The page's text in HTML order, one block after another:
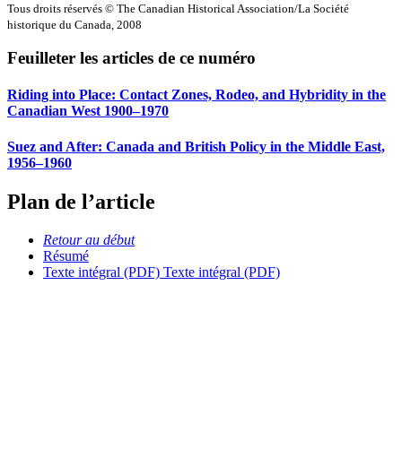
Tous droits réservés © The Canadian Historical Association/La Société
historique du Canada, 2008
Feuilleter les articles de ce numéro
Riding into Place: Contact Zones, Rodeo, and Hybridity in the
Canadian West 1900–1970
Suez and After: Canada and British Policy in the Middle East,
1956–1960
Plan de l’article
Retour au début
Résumé
Texte intégral (PDF) Texte intégral (PDF)